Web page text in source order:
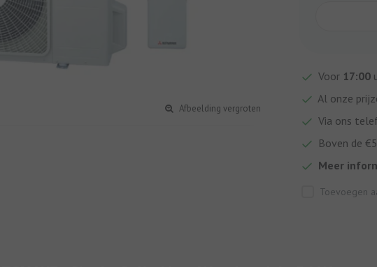
Afbeelding vergroten
Voor 17:00
Al onze
Via ons
Boven de
Meer
Toevoegen